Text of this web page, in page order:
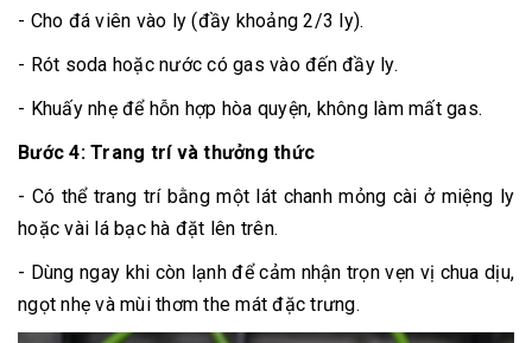
- Cho đá viên vào ly (đầy khoảng 2/3 ly).
- Rót soda hoặc nước có gas vào đến đầy ly.
- Khuấy nhẹ để hỗn hợp hòa quyện, không làm mất gas.
Bước 4: Trang trí và thưởng thức
- Có thể trang trí bằng một lát chanh mỏng cài ở miệng ly
hoặc vài lá bạc hà đặt lên trên.
- Dùng ngay khi còn lạnh để cảm nhận trọn vẹn vị chua dịu,
ngọt nhẹ và mùi thơm the mát đặc trưng.